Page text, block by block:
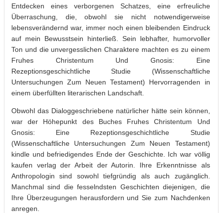
Entdecken eines verborgenen Schatzes, eine erfreuliche
Überraschung, die, obwohl sie nicht notwendigerweise
lebensverändernd war, immer noch einen bleibenden Eindruck
auf mein Bewusstsein hinterließ. Sein lebhafter, humorvoller
Ton und die unvergesslichen Charaktere machten es zu einem
Fruhes Christentum Und Gnosis: Eine
Rezeptionsgeschichtliche Studie (Wissenschaftliche
Untersuchungen Zum Neuen Testament) Hervorragenden in
einem überfüllten literarischen Landschaft.
Obwohl das Dialoggeschriebene natürlicher hätte sein können,
war der Höhepunkt des Buches Fruhes Christentum Und
Gnosis: Eine Rezeptionsgeschichtliche Studie
(Wissenschaftliche Untersuchungen Zum Neuen Testament)
kindle und befriedigendes Ende der Geschichte. Ich war völlig
kaufen verlag der Arbeit der Autorin. Ihre Erkenntnisse als
Anthropologin sind sowohl tiefgründig als auch zugänglich.
Manchmal sind die fesselndsten Geschichten diejenigen, die
Ihre Überzeugungen herausfordern und Sie zum Nachdenken
anregen.